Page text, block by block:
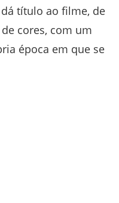
título ao filme, de
cores, com um
época em que se